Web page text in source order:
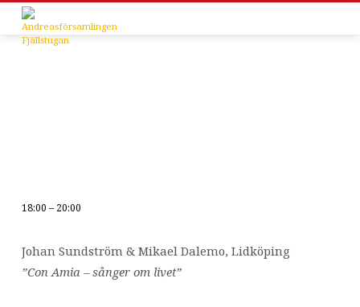
18:00 – 20:00
Johan Sundström & Mikael Dalemo, Lidköping
”Con Amia – sånger om livet”